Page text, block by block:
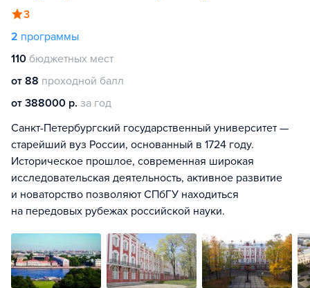
3
2 программы
110 бюджетных мест
от 88 проходной балл
от 388000 р. за год
Санкт-Петербургский государственный университет —
старейший вуз России, основанный в 1724 году.
Историческое прошлое, современная широкая
исследовательская деятельность, активное развитие
и новаторство позволяют СПбГУ находиться
на передовых рубежах российской науки.